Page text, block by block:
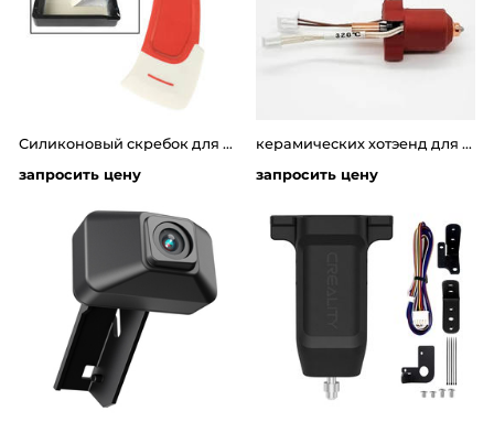
Силиконовый скребок для очистки ванночки фотополимерных 3д принтеров
запросить цену
керамических хотэенд для 3д принтера Creality K1 / K1 Max / CR-M4
запросить цену